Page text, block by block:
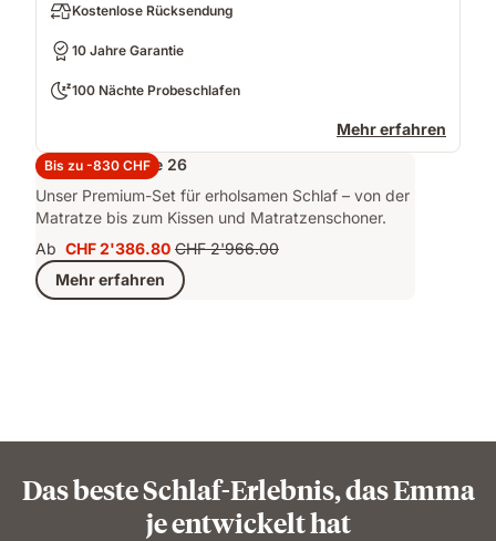
Kostenlose Rücksendung
10 Jahre Garantie
100 Nächte Probeschlafen
Mehr erfahren
Bis zu -830 CHF
Set Performance 26
Unser Premium-Set für erholsamen Schlaf – von der
Matratze bis zum Kissen und Matratzenschoner.
Ab Preis
CHF 2'386.80
CHF 2'386.80 Ursprünglicher
Preis
CHF 2'966.00
CHF 2'966.00
Mehr erfahren
Das beste Schlaf-Erlebnis, das Emma
je entwickelt hat